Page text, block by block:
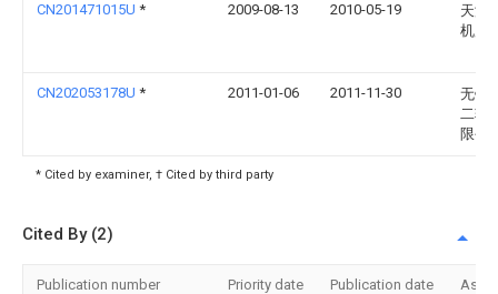
CN201471015U * 2009-08-13 2010-05-19
天津
机床
CN202053178U * 2011-01-06 2011-11-30
无锡
二轴
限公
* Cited by examiner, † Cited by third party
Cited By (2)
Publication number Priority date Publication date